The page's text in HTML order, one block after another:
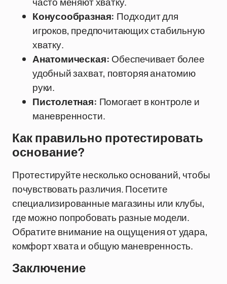
Конусообразная: Подходит для
игроков, предпочитающих стабильную
хватку.
Анатомическая: Обеспечивает более
удобный захват, повторяя анатомию
руки.
Пистолетная: Помогает в контроле и
маневренности.
Как правильно протестировать
основание?
Протестируйте несколько оснований, чтобы
почувствовать различия. Посетите
специализированные магазины или клубы,
где можно попробовать разные модели.
Обратите внимание на ощущения от удара,
комфорт хвата и общую маневренность.
Заключение